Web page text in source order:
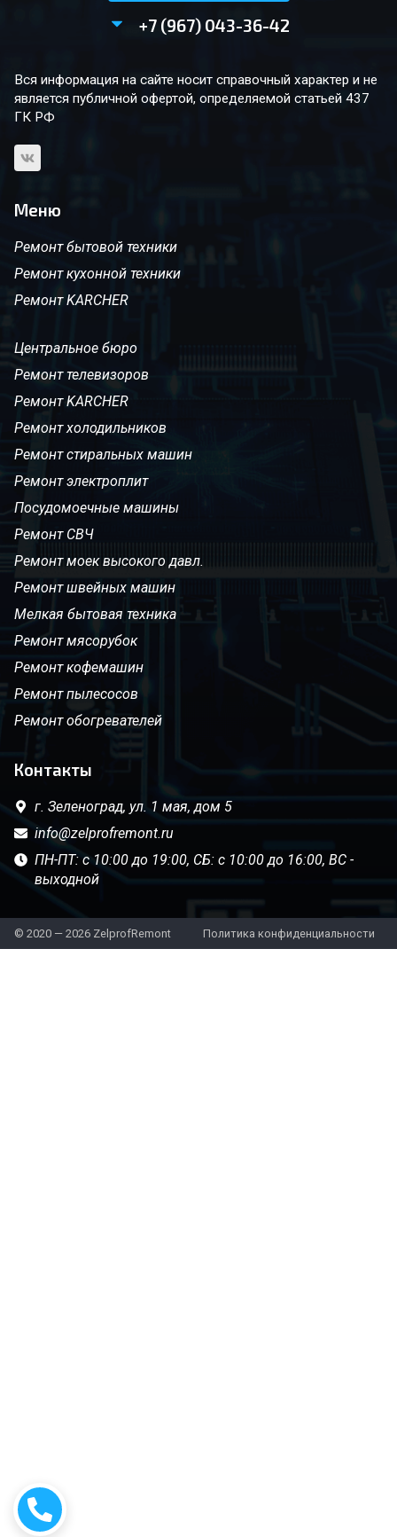
+7 (967) 043-36-42
Вся информация на сайте носит справочный характер и не
является публичной офертой, определяемой статьей 437
ГК РФ
Меню
Ремонт бытовой техники
Ремонт кухонной техники
Ремонт KARCHER
Центральное бюро
Ремонт телевизоров
Ремонт KARCHER
Ремонт холодильников
Ремонт стиральных машин
Ремонт электроплит
Посудомоечные машины
Ремонт СВЧ
Ремонт моек высокого давл.
Ремонт швейных машин
Мелкая бытовая техника
Ремонт мясорубок
Ремонт кофемашин
Ремонт пылесосов
Ремонт обогревателей
Контакты
г. Зеленоград, ул. 1 мая, дом 5
info@zelprofremont.ru
ПН-ПТ: с 10:00 до 19:00, СБ: с 10:00 до 16:00, ВС -
выходной
© 2020 — 2026 ZelprofRemont Политика конфиденциальности